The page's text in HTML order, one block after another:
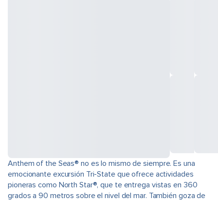
Anthem of the Seas® no es lo mismo de siempre. Es una
emocionante excursión Tri-State que ofrece actividades
pioneras como North Star®, que te entrega vistas en 360
grados a 90 metros sobre el nivel del mar. También goza de